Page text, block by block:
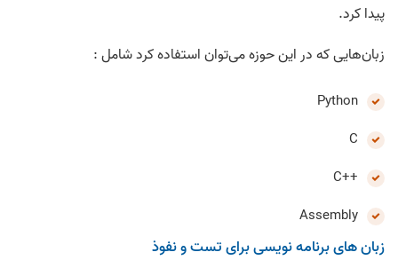
پیدا کرد.
زبان‌هایی که در این حوزه می‌توان استفاده کرد شامل :
Python
C
++C
Assembly
زبان های برنامه نویسی برای تست و نفوذ